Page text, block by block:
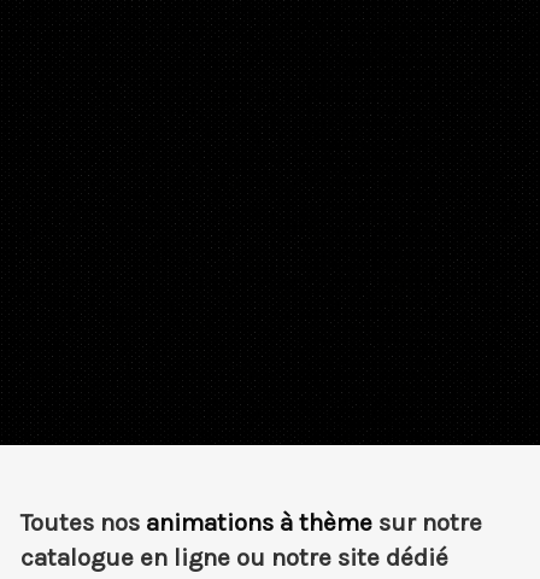
Toutes nos animations à thème sur notre
catalogue en ligne ou notre site dédié